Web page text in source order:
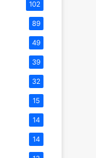
102
89
49
39
32
15
14
14